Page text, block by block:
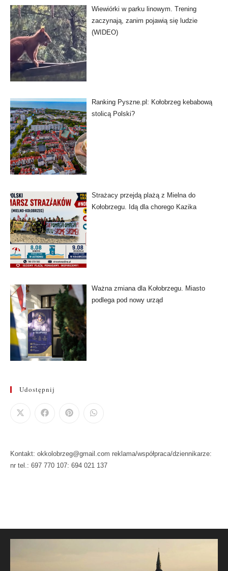
Wiewiórki w parku linowym. Trening
zaczynają, zanim pojawią się ludzie
(WIDEO)
Ranking Pyszne.pl: Kołobrzeg kebabową
stolicą Polski?
Strażacy przejdą plażą z Mielna do
Kołobrzegu. Idą dla chorego Kazika
Ważna zmiana dla Kołobrzegu. Miasto
podlega pod nowy urząd
Udostępnij
Kontakt: okkolobrzeg@gmail.com reklama/współpraca/dziennikarze:
nr tel.: 697 770 107: 694 021 137